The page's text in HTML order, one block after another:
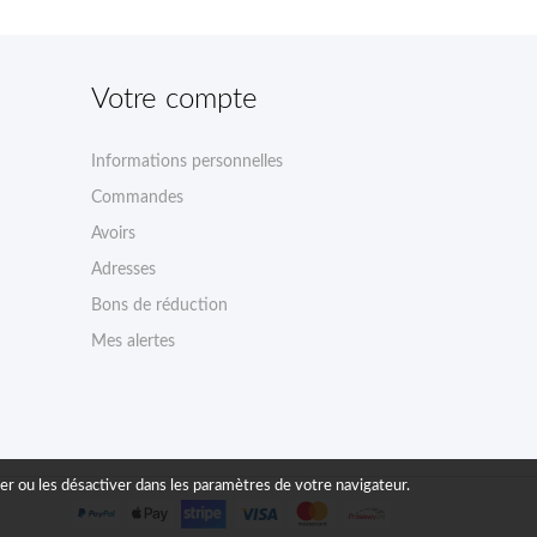
Votre compte
Informations personnelles
Commandes
Avoirs
Adresses
Bons de réduction
Mes alertes
ou les désactiver dans les paramètres de votre navigateur.